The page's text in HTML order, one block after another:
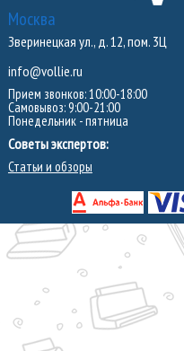
Москва
Зверинецкая ул., д. 12, пом. 3Ц
info@vollie.ru
Прием звонков: 10:00-18:00
Самовывоз: 9:00-21:00
Понедельник - пятница
Советы экспертов:
Статьи и обзоры